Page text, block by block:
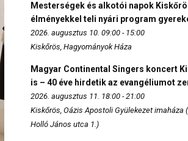
Mesterségek és alkotói napok
élményekkel teli nyári program
2026. augusztus 10. 09:00 - 15:00
Kiskőrös, Hagyományok Háza
Magyar Continental Singers koncert
is – 40 éve hirdetik az evangéliumot
2026. augusztus 11. 18:00 - 21:00
Kiskőrös, Oázis Apostoli Gyülekezet imaháza
Holló János utca 1.)